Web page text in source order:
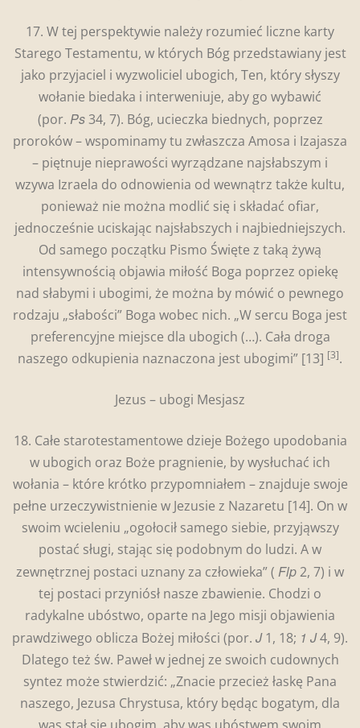
17. W tej perspektywie należy rozumieć liczne karty
Starego Testamentu, w których Bóg przedstawiany jest
jako przyjaciel i wyzwoliciel ubogich, Ten, który słyszy
wołanie biedaka i interweniuje, aby go wybawić
(por. Ps34, 7). Bóg, ucieczka biednych, poprzez
proroków – wspominamy tu zwłaszcza Amosa i Izajasza
– piętnuje nieprawości wyrządzane najsłabszym i
wzywa Izraela do odnowienia od wewnątrz także kultu,
ponieważ nie można modlić się i składać ofiar,
jednocześnie uciskając najsłabszych i najbiedniejszych.
Od samego początku Pismo Święte z taką żywą
intensywnością objawia miłość Boga poprzez opiekę
nad słabymi i ubogimi, że można by mówić o pewnego
rodzaju „słabości” Boga wobec nich. „W sercu Boga jest
preferencyjne miejsce dla ubogich (…). Cała droga
naszego odkupienia naznaczona jest ubogimi” [13] [3].
Jezus – ubogi Mesjasz
18. Całe starotestamentowe dzieje Bożego upodobania
w ubogich oraz Boże pragnienie, by wysłuchać ich
wołania – które krótko przypomniałem – znajduje swoje
pełne urzeczywistnienie w Jezusie z Nazaretu [14]. On w
swoim wcieleniu „ogołocił samego siebie, przyjąwszy
postać sługi, stając się podobnym do ludzi. A w
zewnętrznej postaci uznany za człowieka” ( Flp2, 7) i w
tej postaci przyniósł nasze zbawienie. Chodzi o
radykalne ubóstwo, oparte na Jego misji objawienia
prawdziwego oblicza Bożej miłości (por. J1, 18; 1 J4, 9).
Dlatego też św. Paweł w jednej ze swoich cudownych
syntez może stwierdzić: „Znacie przecież łaskę Pana
naszego, Jezusa Chrystusa, który będąc bogatym, dla
was stał się ubogim, aby was ubóstwem swoim